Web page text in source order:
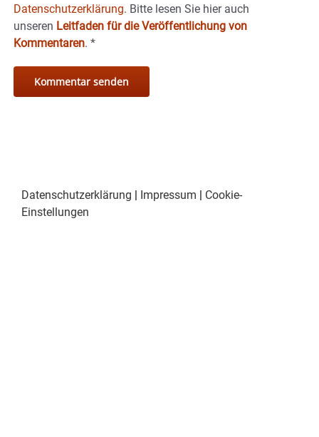
Datenschutzerklärung. Bitte lesen Sie hier auch
unseren Leitfaden für die Veröffentlichung von
Kommentaren. *
Datenschutzerklärung Impressum
Cookie-
Einstellungen